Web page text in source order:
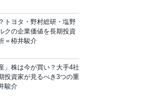
トヨタ・野村総研・塩野
クの企業価値を長期投資
＝栫井駿介
」株は今が買い？大手4社
投資家が見るべき3つの重
駿介